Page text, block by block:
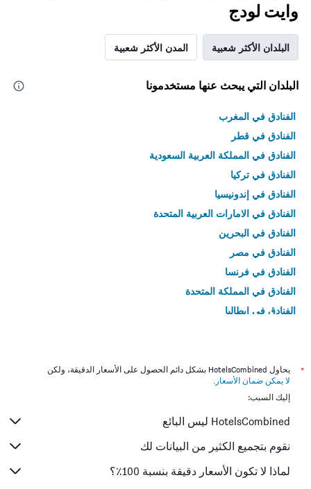
وايت لودج
البلدان الأكثر شعبية المدن الأكثر شعبية
البلدان التي يبحث عنها مستخدمونا
الفنادق في المغرب
الفنادق في قطر
الفنادق في المملكة العربية السعودية
الفنادق في تركيا
الفنادق في إندونيسيا
الفنادق في الامارات العربية المتحدة
الفنادق في البحرين
الفنادق في مصر
الفنادق في فرنسا
الفنادق في المملكة المتحدة
الفنادق في إيطاليا
*
يحاول HotelsCombined بشكل دائم الحصول على الأسعار الدقيقة، ولكن
لا يمكن ضمان الأسعار .
إليك السبب:
HotelsCombined ليس البائع
نقوم بتجميع الكثير من البيانات لك
لماذا لا تكون الأسعار دقيقة بنسبة 100٪؟